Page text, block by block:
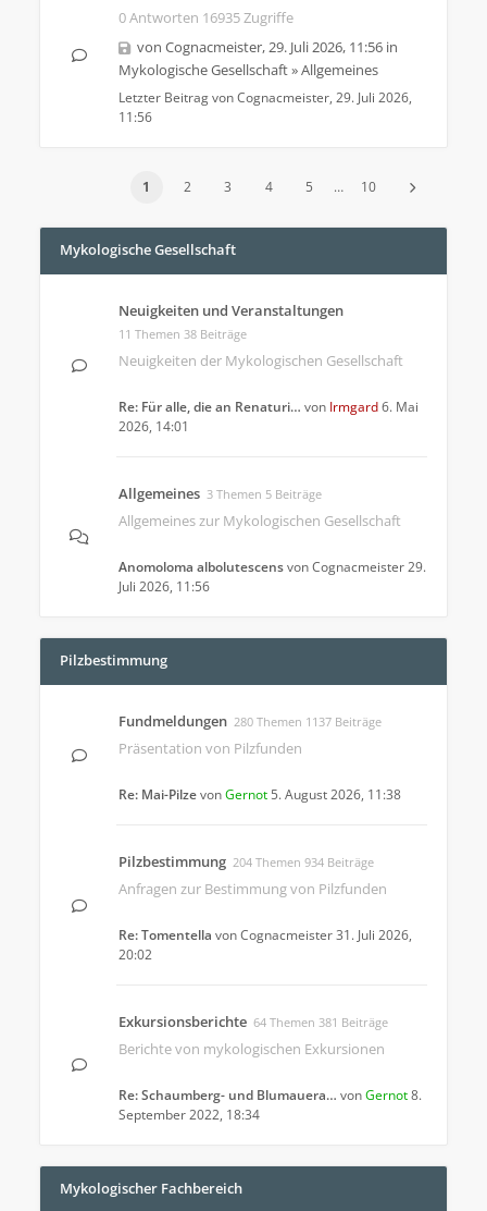
0 Antworten 16935 Zugriffe
von Cognacmeister,29. Juli 2026, 11:56 in
Mykologische Gesellschaft»Allgemeines
Letzter Beitrag vonCognacmeister, 29. Juli 2026,
11:56
1 2 3 4 5 … 10
Mykologische Gesellschaft
Neuigkeiten und Veranstaltungen
11 Themen 38 Beiträge
Neuigkeiten der Mykologischen Gesellschaft
Re: Für alle, die an Renaturi… von Irmgard6. Mai
2026, 14:01
Allgemeines 3 Themen 5 Beiträge
Allgemeines zur Mykologischen Gesellschaft
Anomoloma albolutescensvonCognacmeister29.
Juli 2026, 11:56
Pilzbestimmung
Fundmeldungen 280 Themen 1137 Beiträge
Präsentation von Pilzfunden
Re: Mai-PilzevonGernot 5. August 2026, 11:38
Pilzbestimmung 204 Themen 934 Beiträge
Anfragen zur Bestimmung von Pilzfunden
Re: Tomentella vonCognacmeister31. Juli 2026,
20:02
Exkursionsberichte 64 Themen 381 Beiträge
Berichte von mykologischen Exkursionen
Re: Schaumberg- und Blumauera… vonGernot8.
September 2022, 18:34
Mykologischer Fachbereich